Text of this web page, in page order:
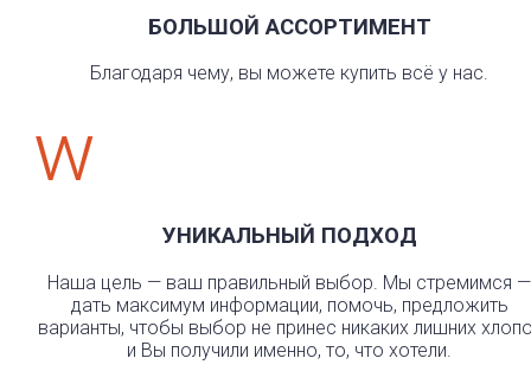
БОЛЬШОЙ АССОРТИМЕНТ
Благодаря чему, вы можете купить всё у нас.
w
УНИКАЛЬНЫЙ ПОДХОД
Наша цель — ваш правильный выбор. Мы стремимся —
дать максимум информации, помочь, предложить
варианты, чтобы выбор не принес никаких лишних
и Вы получили именно, то, что хотели.